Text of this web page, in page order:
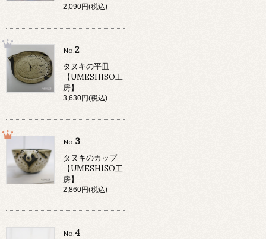
2,090円(税込)
No.2
タヌキの平皿
【UMESHISO工
房】
3,630円(税込)
No.3
タヌキのカップ
【UMESHISO工
房】
2,860円(税込)
No.4